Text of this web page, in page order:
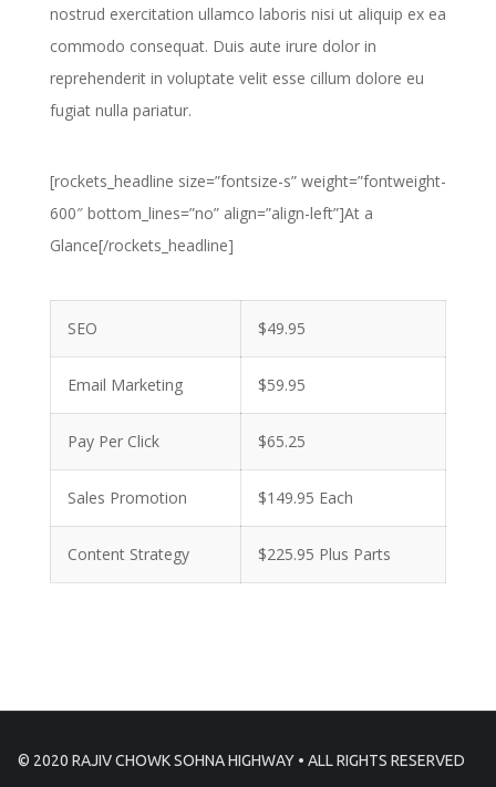
nostrud exercitation ullamco laboris nisi ut aliquip ex ea
commodo consequat. Duis aute irure dolor in
reprehenderit in voluptate velit esse cillum dolore eu
fugiat nulla pariatur.
[rockets_headline size=”fontsize-s” weight=”fontweight-
600″ bottom_lines=”no” align=”align-left”]At a
Glance[/rockets_headline]
SEO $49.95
Email Marketing $59.95
Pay Per Click $65.25
Sales Promotion $149.95 Each
Content Strategy $225.95 Plus Parts
© 2020 RAJIV CHOWK SOHNA HIGHWAY • ALL RIGHTS RESERVED